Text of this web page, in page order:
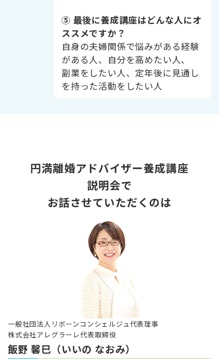
⑤ 最後に養成講座はどんな人にオ
ススメですか？
自身の夫婦関係で悩みがある経験
がある人、自分を高めたい人、
副業をしたい人、定年後に見通し
を持った活動をしたい人
円満離婚アドバイザー養成講座
説明会で
お話させていただくのは
一般社団法人リボーンコンシェルジュ代表理事
株式会社アレグラーレ代表取締役
飯野 馨巳（いいの なおみ）